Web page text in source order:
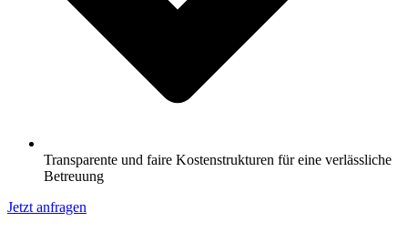
Transparente und faire Kostenstrukturen für eine verlässliche
Betreuung
Jetzt anfragen